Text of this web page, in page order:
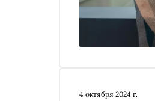
4 октября 2024 г.